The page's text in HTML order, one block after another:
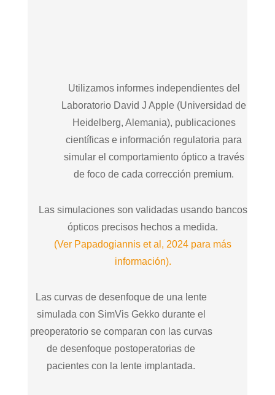
Utilizamos informes independientes del
Laboratorio David J Apple (Universidad de
Heidelberg, Alemania), publicaciones
científicas e información regulatoria para
simular el comportamiento óptico a través
de foco de cada corrección premium.
Las simulaciones son validadas usando bancos
ópticos precisos hechos a medida.
(Ver Papadogiannis et al, 2024 para más
información).
Las curvas de desenfoque de una lente
simulada con SimVis Gekko durante el
preoperatorio se comparan con las curvas
de desenfoque postoperatorias de
pacientes con la lente implantada.